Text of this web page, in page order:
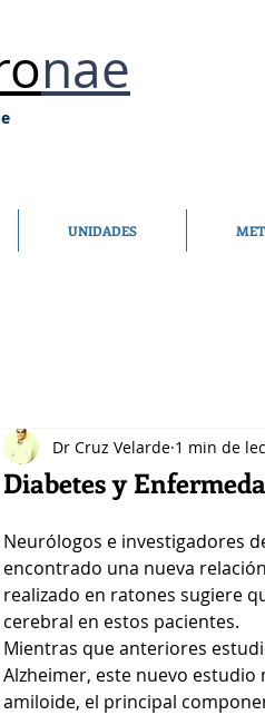
nae
UNIDADES
Diabetes y
Dr Cruz Velarde 1 min de
Neurólogos e investigadores
encontrado una nueva
realizado en ratones sugiere
cerebral en estos pacientes.
Mientras que anteriores
Alzheimer, este nuevo
amiloide, el principal